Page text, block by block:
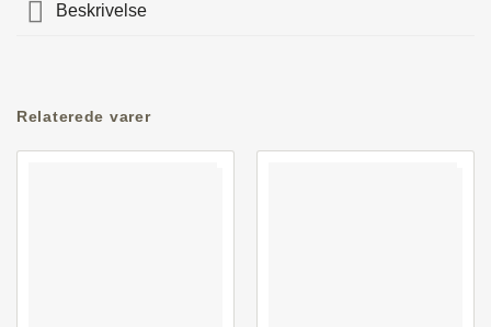
Beskrivelse
Relaterede varer